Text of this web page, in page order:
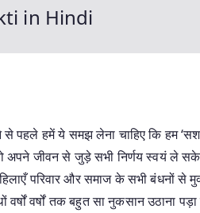
in Hindi
पहले हमें ये समझ लेना चाहिए कि हम
अपने जीवन से जुड़े सभी निर्णय स्वयं ले
परिवार और समाज के सभी बंधनों से
वर्षों तक बहुत सा नुकसान उठाना